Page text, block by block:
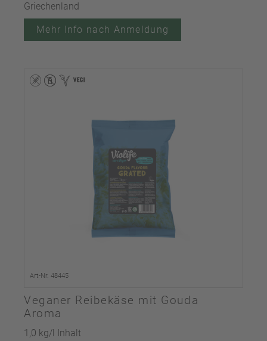
Griechenland
Mehr Info nach Anmeldung
Art-Nr. 48445
Veganer Reibekäse mit Gouda
Aroma
1,0 kg/l Inhalt